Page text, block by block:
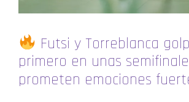
Futsi y Torreblanca
primero en unas
prometen emociones